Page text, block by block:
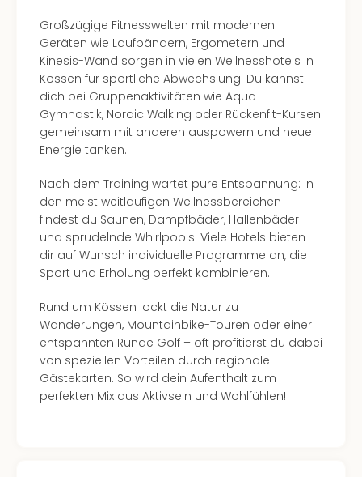
Großzügige Fitnesswelten mit modernen
Geräten wie Laufbändern, Ergometern und
Kinesis-Wand sorgen in vielen Wellnesshotels in
Kössen für sportliche Abwechslung. Du kannst
dich bei Gruppenaktivitäten wie Aqua-
Gymnastik, Nordic Walking oder Rückenfit-Kursen
gemeinsam mit anderen auspowern und neue
Energie tanken.
Nach dem Training wartet pure Entspannung: In
den meist weitläufigen Wellnessbereichen
findest du Saunen, Dampfbäder, Hallenbäder
und sprudelnde Whirlpools. Viele Hotels bieten
dir auf Wunsch individuelle Programme an, die
Sport und Erholung perfekt kombinieren.
Rund um Kössen lockt die Natur zu
Wanderungen, Mountainbike-Touren oder einer
entspannten Runde Golf – oft profitierst du dabei
von speziellen Vorteilen durch regionale
Gästekarten. So wird dein Aufenthalt zum
perfekten Mix aus Aktivsein und Wohlfühlen!